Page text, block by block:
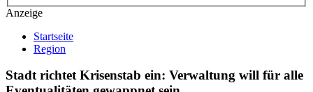
Anzeige
Startseite
Region
Stadt richtet Krisenstab ein: Verwaltung will für alle